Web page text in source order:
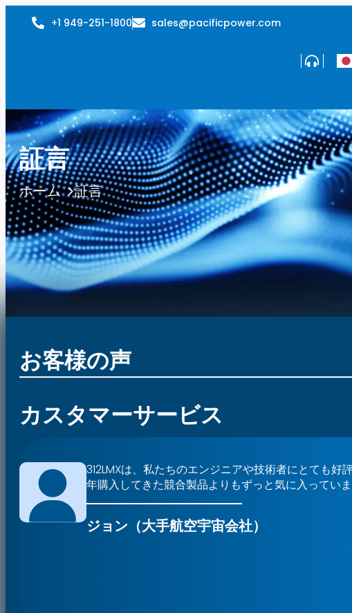
+1 949-251-1800 sales@pacificpower.com
証言
ホーム 証言
お客様の声
カスタマーサービス
312LMXは、私たちのエンジニアや技術者にとても好
年購入してきた競合製品よりもずっと気に入っていま
ジョン（大手航空宇宙会社）